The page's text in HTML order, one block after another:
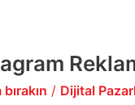
/ Dijital